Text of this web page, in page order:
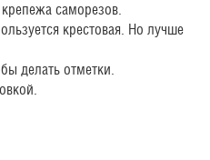
саморезов.
крестовая. Но лучше
делать отметки.